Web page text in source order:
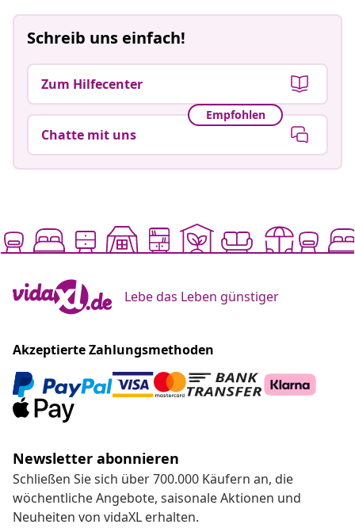
Schreib uns einfach!
Zum Hilfecenter
Empfohlen
Chatte mit uns
Lebe das Leben günstiger
Akzeptierte Zahlungsmethoden
Newsletter abonnieren
Schließen Sie sich über 700.000 Käufern an, die
wöchentliche Angebote, saisonale Aktionen und
Neuheiten von vidaXL erhalten.